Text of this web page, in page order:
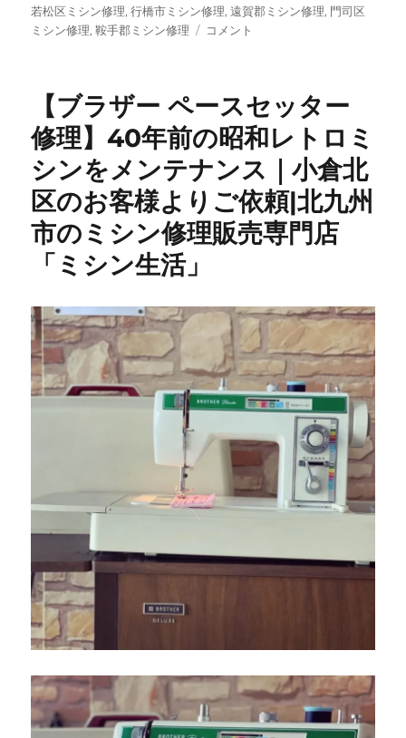
若松区ミシン修理,行橋市ミシン修理,遠賀郡ミシン修理, 門司区
ミシン修理,鞍手郡ミシン修理
【出
事
例】
ブ
ラ
ー
ペ
ー
タ
リ
ー
ズ
北
市
西
区
宅
へ
お
伺
コメント
【ブラザー ペースセッター
修理】40年前の昭和レトロミ
シンをメンテナンス｜小倉北
区のお客様よりご依頼|北九州
市のミシン修理販売専門店
「ミシン生活」